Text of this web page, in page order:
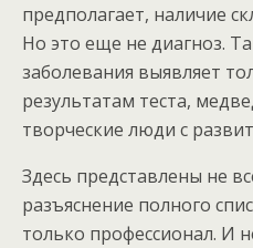
предполагает, наличие
Но это еще не диагноз.
заболевания выявляет
результатам теста,
творческие люди с
Здесь представлены не
разъяснение полного
только профессионал. И